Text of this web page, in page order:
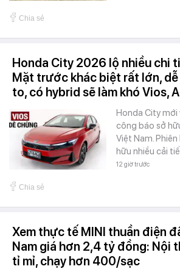
Chia sẻ
Honda City 2026 lộ nhiều chi
Mặt trước khác biệt rất lớn, dễ
to, có hybrid sẽ làm khó Vios,
Honda City
công báo sở
Việt Nam.
hữu nhiều cải
12 giờ trước
Chia sẻ
Xem thực tế MINI thuần điện
Nam giá hơn 2,4 tỷ đồng: Nội
tỉ mỉ, chạy hơn 400/sạc